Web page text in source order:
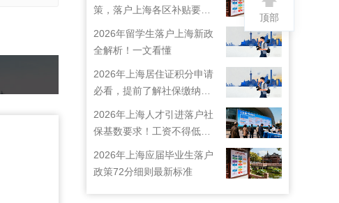
策，落户上海各区补贴要求
2026年留学生落户上海新政
全解析！一文看懂
2026年上海居住证积分申请
必看，提前了解社保缴纳要
2026年上海人才引进落户社
保基数要求！工资不得低于
22792元！
2026年上海应届毕业生落户
政策72分细则最新标准
顶部